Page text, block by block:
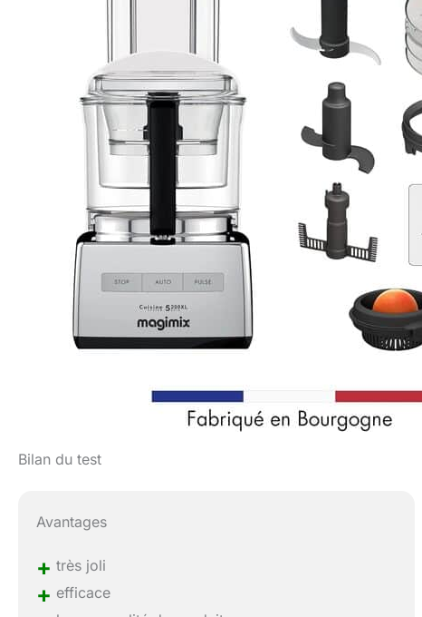
Bilan du test
Avantages
+ très joli
+ efficace